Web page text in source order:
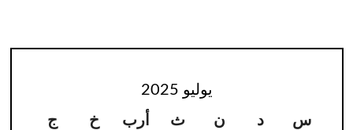
يوليو 2025
س
د ن ث أرب خ ج